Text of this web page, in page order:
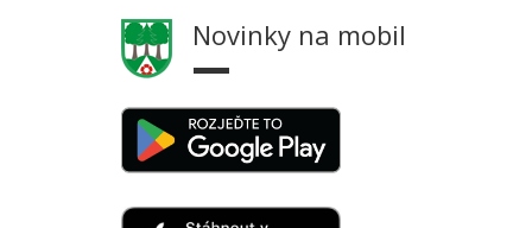
Novinky na mobil